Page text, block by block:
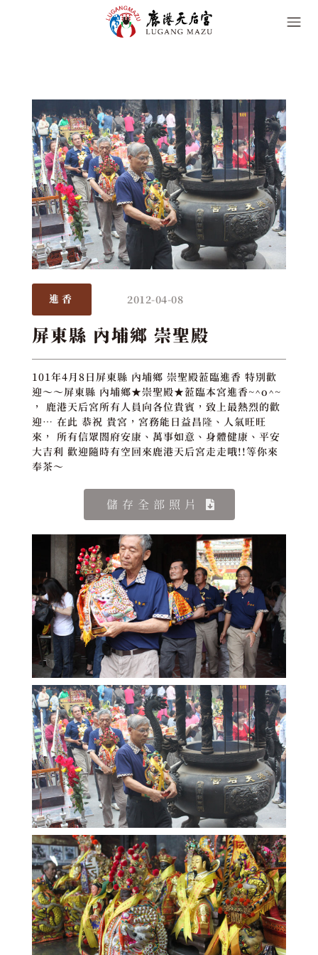
進香 2012-04-08
屏東縣 內埔鄉 崇聖殿
101年4月8日屏東縣 內埔鄉 崇聖殿蒞臨進香 特別歡
迎～～屏東縣 內埔鄉★崇聖殿★蒞臨本宮進香~^o^~
， 鹿港天后宮所有人員向各位貴賓，致上最熱烈的歡
迎… 在此 恭祝 貴宮，宮務能日益昌隆、人氣旺旺
來， 所有信眾閤府安康、萬事如意、身體健康、平安
大吉利 歡迎隨時有空回來鹿港天后宮走走哦!!等你來
奉茶～
儲存全部照片